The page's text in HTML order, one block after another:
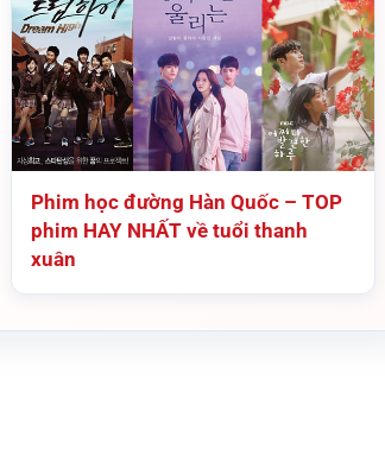
Phim học đường Hàn Quốc – TOP
phim HAY NHẤT về tuổi thanh
xuân